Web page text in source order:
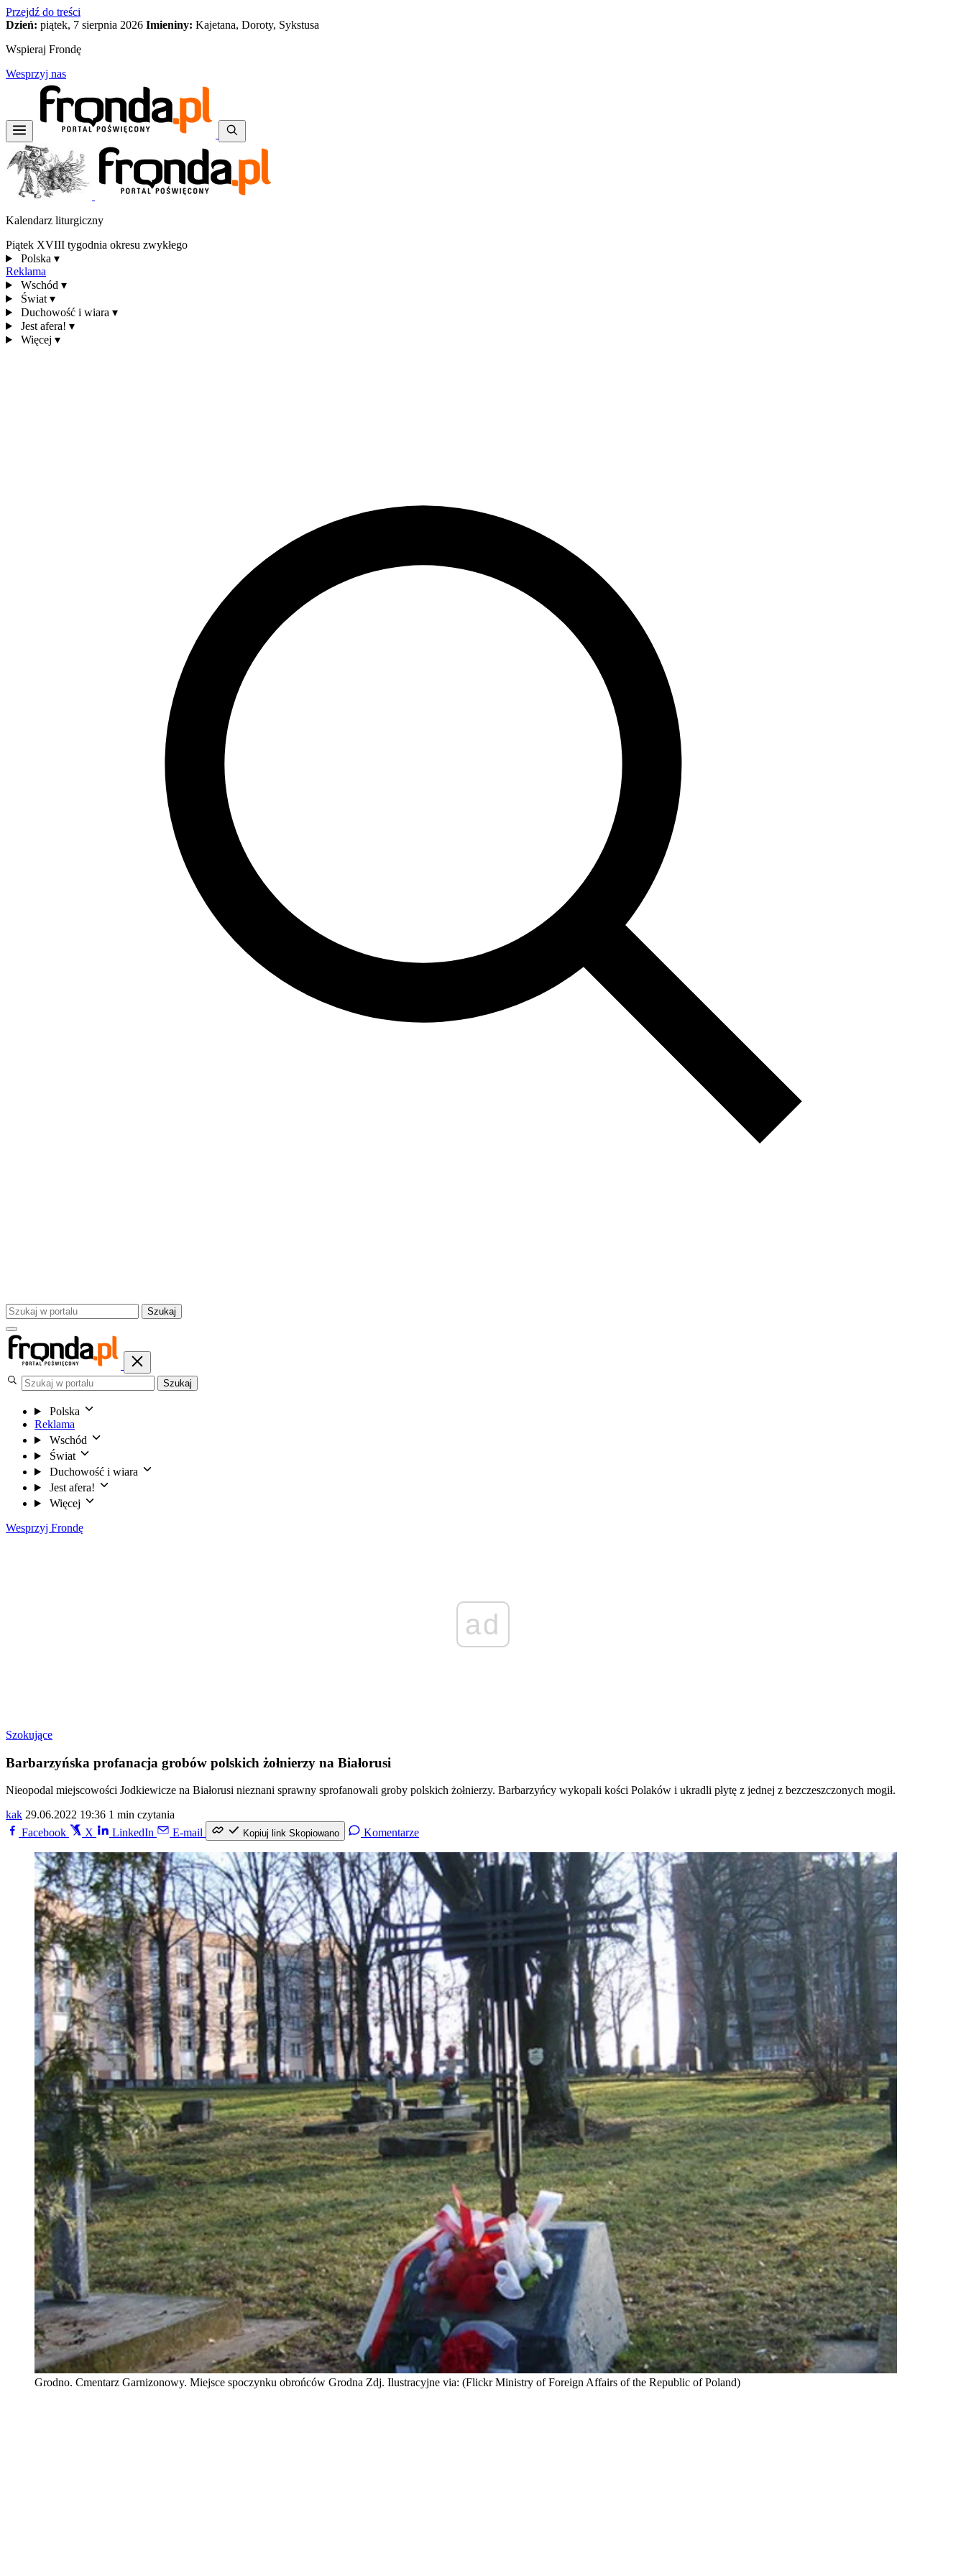
Przejdź do treści
Dzień: piątek, 7 sierpnia 2026 Imieniny: Kajetana, Doroty, Sykstusa
Wspieraj Frondę
Wesprzyj nas
Kalendarz liturgiczny
Piątek XVIII tygodnia okresu zwykłego
Polska ▾
Reklama
Wschód ▾
Świat ▾
Duchowość i wiara ▾
Jest afera! ▾
Więcej ▾
Szukaj
Szukaj
Polska
Reklama
Wschód
Świat
Duchowość i wiara
Jest afera!
Więcej
Wesprzyj Frondę
ad
Szokujące
Barbarzyńska profanacja grobów polskich żołnierzy na Białorusi
Nieopodal miejscowości Jodkiewicze na Białorusi nieznani sprawny sprofanowali groby polskich żołnierzy. Barbarzyńcy wykopali kości Polaków i ukradli płytę z jednej z bezczeszczonych mogił.
kak 29.06.2022 19:36 1 min czytania
Facebook
X LinkedIn E-mail Kopiuj link Skopiowano Komentarze
Grodno. Cmentarz Garnizonowy. Miejsce spoczynku obrońców Grodna Zdj. Ilustracyjne via: (Flickr Ministry of Foreign Affairs of the Republic of Poland)